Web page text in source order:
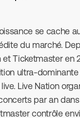
se cache
du marché.
et Ticketmaster en
ultra-
Live Nation
par an
contrôle